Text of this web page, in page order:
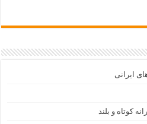
کوتاه و بلند